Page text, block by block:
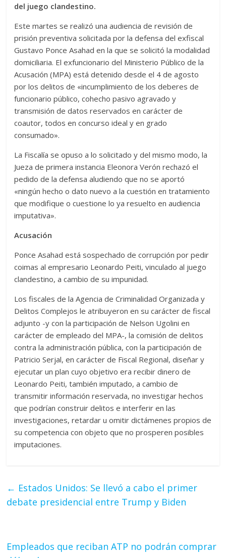
del juego clandestino.
Este martes se realizó una audiencia de revisión de
prisión preventiva solicitada por la defensa del exfiscal
Gustavo Ponce Asahad en la que se solicitó la modalidad
domiciliaria. El exfuncionario del Ministerio Público de la
Acusación (MPA) está detenido desde el 4 de agosto
por los delitos de «incumplimiento de los deberes de
funcionario público, cohecho pasivo agravado y
transmisión de datos reservados en carácter de
coautor, todos en concurso ideal y en grado
consumado».
La Fiscalía se opuso a lo solicitado y del mismo modo, la
Jueza de primera instancia Eleonora Verón rechazó el
pedido de la defensa aludiendo que no se aportó
«ningún hecho o dato nuevo a la cuestión en tratamiento
que modifique o cuestione lo ya resuelto en audiencia
imputativa».
Acusación
Ponce Asahad está sospechado de corrupción por pedir
coimas al empresario Leonardo Peiti, vinculado al juego
clandestino, a cambio de su impunidad.
Los fiscales de la Agencia de Criminalidad Organizada y
Delitos Complejos le atribuyeron en su carácter de fiscal
adjunto -y con la participación de Nelson Ugolini en
carácter de empleado del MPA-, la comisión de delitos
contra la administración pública, con la participación de
Patricio Serjal, en carácter de Fiscal Regional, diseñar y
ejecutar un plan cuyo objetivo era recibir dinero de
Leonardo Peiti, también imputado, a cambio de
transmitir información reservada, no investigar hechos
que podrían construir delitos e interferir en las
investigaciones, retardar u omitir dictámenes propios de
su competencia con objeto que no prosperen posibles
imputaciones.
← Estados Unidos: Se llevó a cabo el primer
debate presidencial entre Trump y Biden
Empleados que reciban ATP no podrán comprar